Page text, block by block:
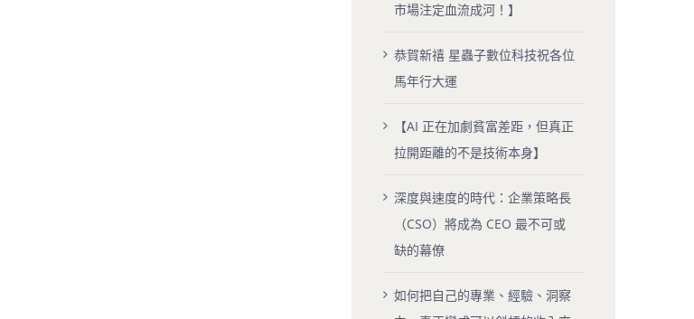
市場注定血流成河！】
恭賀新禧 星蟲子數位科技祝各位
馬年行大運
【AI 正在加劇貧富差距，但真正
拉開距離的不是技術本身】
深度與速度的時代：企業策略長
（CSO）將成為 CEO 最不可或
缺的幕僚
如何把自己的專業、經驗、洞察